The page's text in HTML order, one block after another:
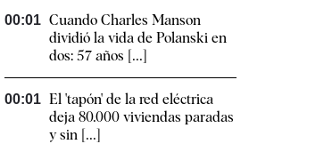
00:01 Cuando Charles Manson
dividió la vida de Polanski en
dos: 57 años [...]
00:01 El 'tapón' de la red eléctrica
deja 80.000 viviendas paradas
y sin [...]